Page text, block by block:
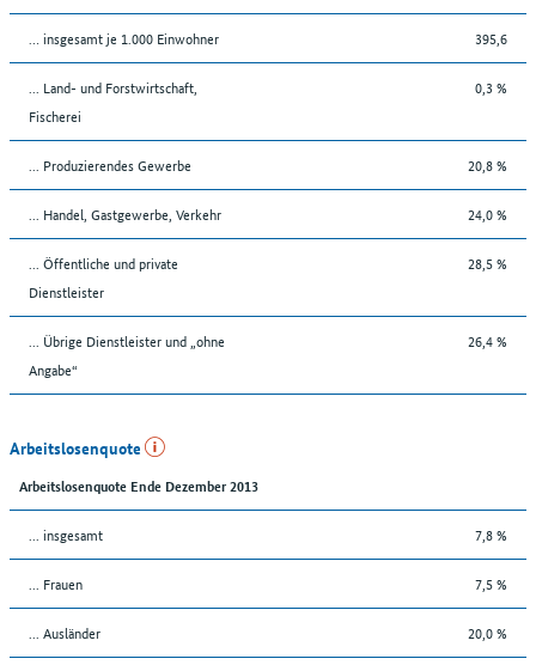
… insgesamt je 1.000 Einwohner 395,6
... Land- und Forstwirtschaft,
Fischerei
0,3 %
... Produzierendes Gewerbe 20,8 %
... Handel, Gastgewerbe, Verkehr 24,0 %
... Öffentliche und private
Dienstleister
28,5 %
... Übrige Dienstleister und „ohne
Angabe“
26,4 %
Arbeitslosenquote
Arbeitslosenquote Ende Dezember 2013
... insgesamt 7,8 %
... Frauen 7,5 %
... Ausländer 20,0 %